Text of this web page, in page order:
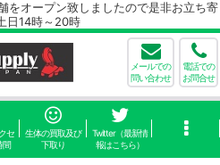
プン致しましたので是非お立ち寄
14時～20時
メールでの
問い合わせ
電話での
お問合せ
セ
生体の買取及び
下取り
Twitter（最新情
報はこちら）